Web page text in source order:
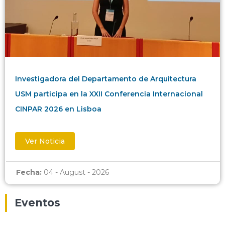
Investigadora del Departamento de Arquitectura
USM participa en la XXII Conferencia Internacional
CINPAR 2026 en Lisboa
Ver Noticia
Fecha: 04 - August - 2026
Eventos